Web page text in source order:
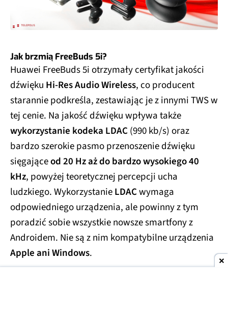
Jak brzmią FreeBuds 5i?
Huawei FreeBuds 5i otrzymały certyfikat jakości
dźwięku Hi-Res Audio Wireless, co producent
starannie podkreśla, zestawiając je z innymi TWS w
tej cenie. Na jakość dźwięku wpływa także
wykorzystanie kodeka LDAC(990 kb/s) oraz
bardzo szerokie pasmo przenoszenie dźwięku
sięgająceod 20 Hz aż do bardzo wysokiego 40
kHz, powyżej teoretycznej percepcji ucha
ludzkiego. WykorzystanieLDACwymaga
odpowiedniego urządzenia, ale powinny z tym
poradzić sobie wszystkie nowsze smartfony z
Androidem. Nie są z nim kompatybilne urządzenia
Apple ani Windows.